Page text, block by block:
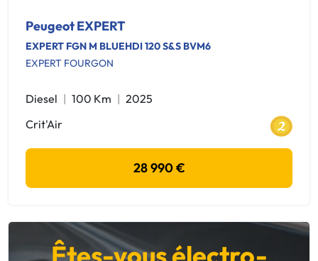
Peugeot EXPERT
EXPERT FGN M BLUEHDI 120 S&S BVM6
EXPERT FOURGON
Diesel 100 Km
2025
Crit'Air
28 990 €